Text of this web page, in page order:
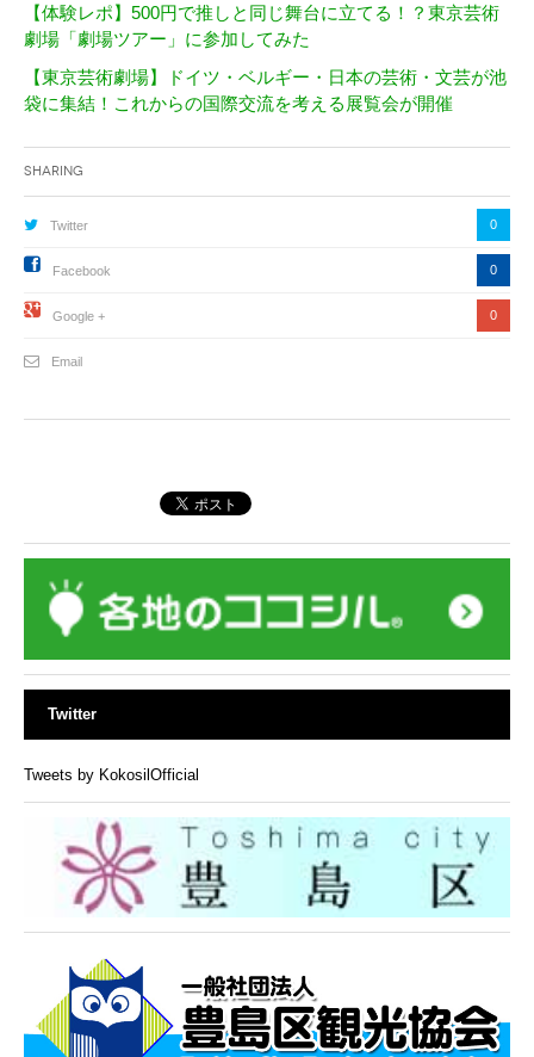
【体験レポ】500円で推しと同じ舞台に立てる！？東京芸術
劇場「劇場ツアー」に参加してみた
【東京芸術劇場】ドイツ・ベルギー・日本の芸術・文芸が池
袋に集結！これからの国際交流を考える展覧会が開催
Sharing
Twitter 0
Facebook 0
Google + 0
Email
Twitter
Tweets by KokosilOfficial